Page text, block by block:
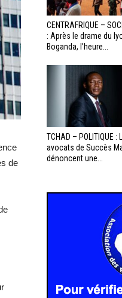
de
CENTRAFRIQUE –
: Après le drame du
Boganda, l’heure...
TCHAD – POLITIQUE :
avocats de Succès
dénoncent une...